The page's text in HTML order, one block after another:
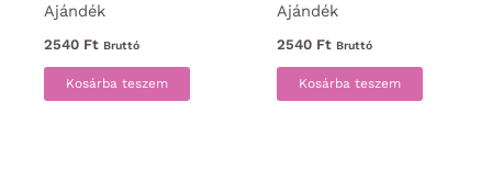
Ajándék
2540 Ft Bruttó
Kosárba teszem
Ajándék
2540 Ft Bruttó
Kosárba teszem